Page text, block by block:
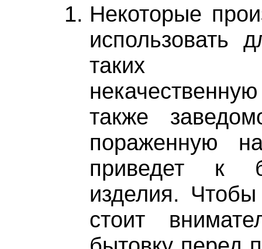
Некоторые
использовать
таких
также
пораженную
приведет к
изделия. Чтобы
стоит